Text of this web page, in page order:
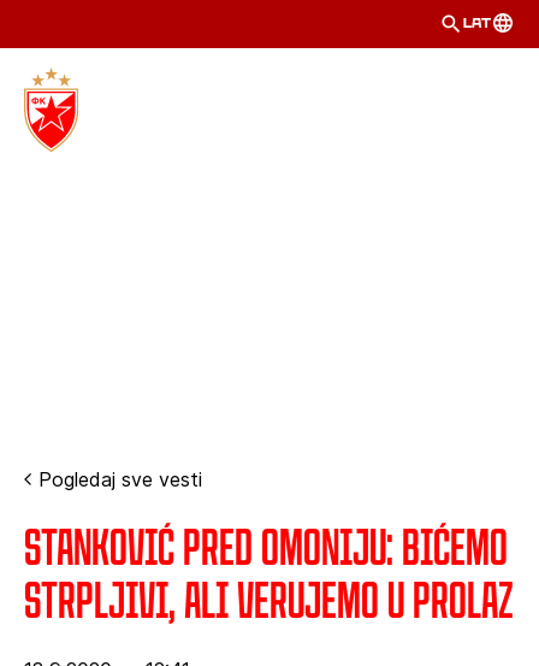
LAT
Pogledaj sve vesti
Stanković pred Omoniju: Bićemo
strpljivi, ali verujemo u prolaz